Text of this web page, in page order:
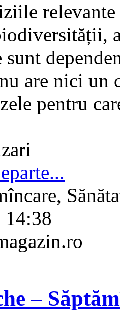
are nici un
pentru
–